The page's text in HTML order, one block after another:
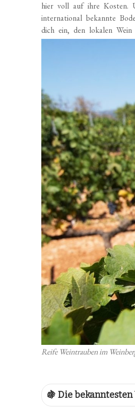
hier voll auf ihre Kosten.
international bekannte
dich ein, den lokalen
Reife Weintrauben im
🍇 Die